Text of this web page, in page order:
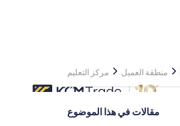
مركز التعليم منطقة العميل
مقالات في هذا الموضوع